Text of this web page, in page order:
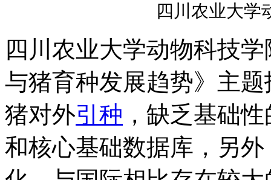
四川农业大学
四川农业大学动物科技
与猪育种发展趋势》主
猪对外引种 ，缺乏基础
和核心基础数据库，另